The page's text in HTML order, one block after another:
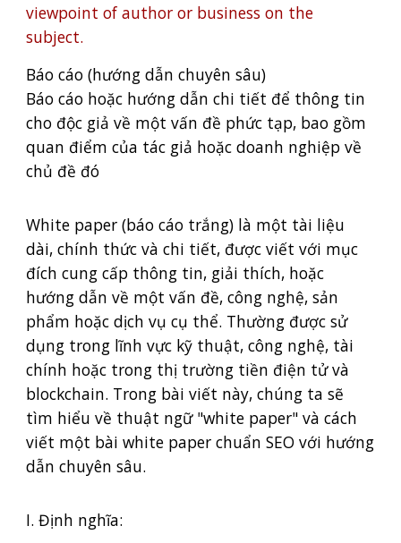
viewpoint of author or business on the
subject.
Báo cáo (hướng dẫn chuyên sâu)
Báo cáo hoặc hướng dẫn chi tiết để thông tin
cho độc giả về một vấn đề phức tạp, bao gồm
quan điểm của tác giả hoặc doanh nghiệp về
chủ đề đó
White paper (báo cáo trắng) là một tài liệu
dài, chính thức và chi tiết, được viết với mục
đích cung cấp thông tin, giải thích, hoặc
hướng dẫn về một vấn đề, công nghệ, sản
phẩm hoặc dịch vụ cụ thể. Thường được sử
dụng trong lĩnh vực kỹ thuật, công nghệ, tài
chính hoặc trong thị trường tiền điện tử và
blockchain. Trong bài viết này, chúng ta sẽ
tìm hiểu về thuật ngữ "white paper" và cách
viết một bài white paper chuẩn SEO với hướng
dẫn chuyên sâu.
I. Định nghĩa: